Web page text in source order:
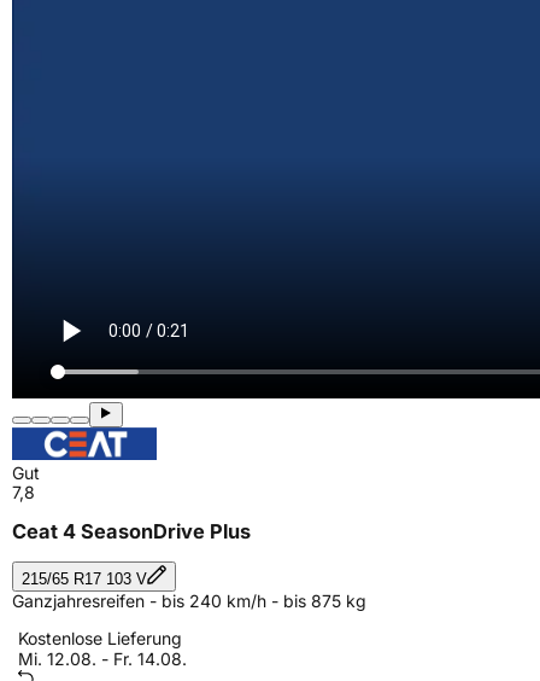
Gut
7,8
Ceat 4 SeasonDrive Plus
215/65 R17 103 V
Ganzjahresreifen - bis 240 km/h - bis 875 kg
Kostenlose Lieferung
Mi. 12.08. - Fr. 14.08.